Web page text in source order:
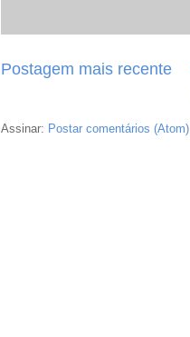
Postagem mais recente
Assinar: Postar comentários (Atom)